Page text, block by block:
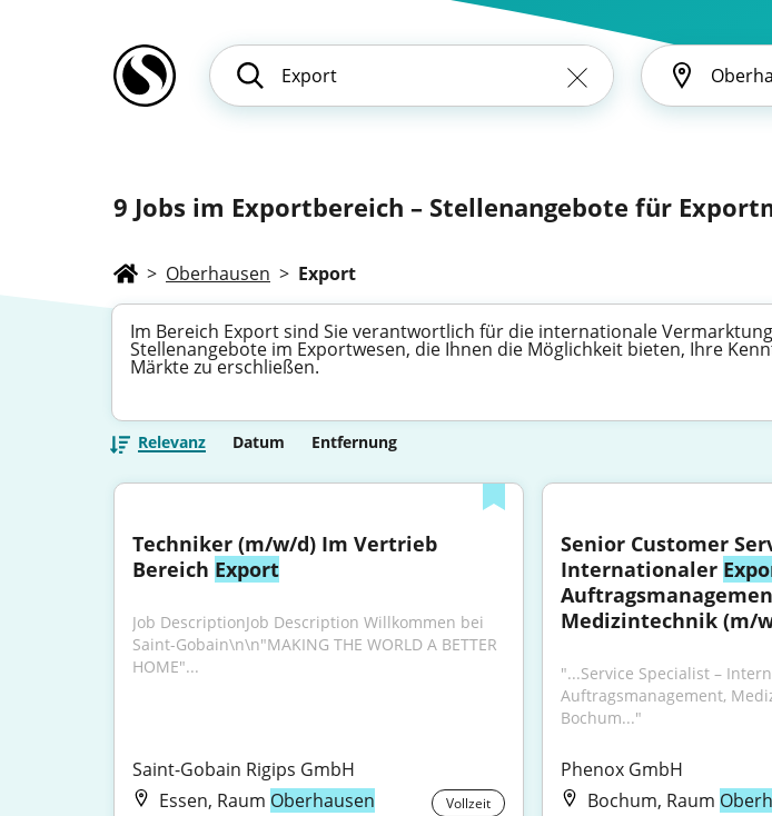
9 Jobs im Exportbereich – Stellenangebote für
> Oberhausen > Export
Im Bereich Export sind Sie verantwortlich für die internationale
Stellenangebote im Exportwesen, die Ihnen die Möglichkeit bieten, Ihre
Märkte zu erschließen.
Relevanz Datum Entfernung
Techniker (m/w/d) Im Vertrieb
Bereich Export
Job DescriptionJob Description Willkommen bei
Saint-Gobain\n\n"MAKING THE WORLD A BETTER
HOME"...
Saint-Gobain Rigips GmbH
Essen, Raum Oberhausen Vollzeit
Senior Customer
Internationaler
Medizintechnik (m/
"...Service Specialist –
Auftragsmanagement,
Bochum..."
Phenox GmbH
Bochum, Raum